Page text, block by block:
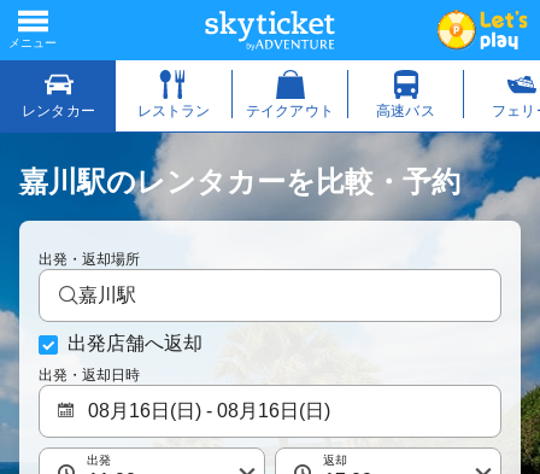
嘉川駅のレンタカーを比較・予約
出発・返却場所
嘉川駅
出発店舗へ返却
出発・返却日時
出発 返却